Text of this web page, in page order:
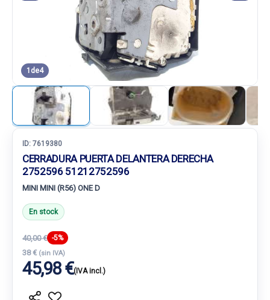
1 de4
ID: 7619380
CERRADURA PUERTA DELANTERA DERECHA
2752596 51212752596
MINI MINI (R56) ONE D
En stock
40,00 € -5%
38 € (sin IVA)
45,98 €(IVA incl.)